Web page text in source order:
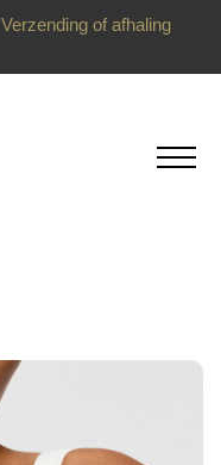
Verzending of afhaling